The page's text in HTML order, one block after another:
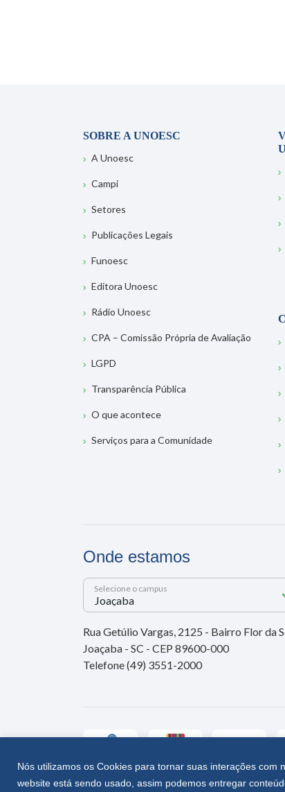
Nós utilizamos os Cookies para tornar suas interações
website está sendo usado, assim podemos entregar
SOBRE A UNOESC
A Unoesc
Campi
Setores
Publicações Legais
Funoesc
Editora Unoesc
Rádio Unoesc
CPA – Comissão Própria de Avaliação
LGPD
Transparência Pública
O que acontece
Serviços para a Comunidade
Onde estamos
Selecione o campus
Rua Getúlio Vargas, 2125 - Bairro Flor da
Joaçaba - SC - CEP 89600-000
Telefone (49) 3551-2000